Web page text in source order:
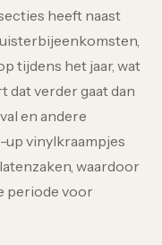
heeft naast
tijdens het jaar, wat
dat verder gaat dan
en andere
up vinylkraampjes
waardoor
periode voor